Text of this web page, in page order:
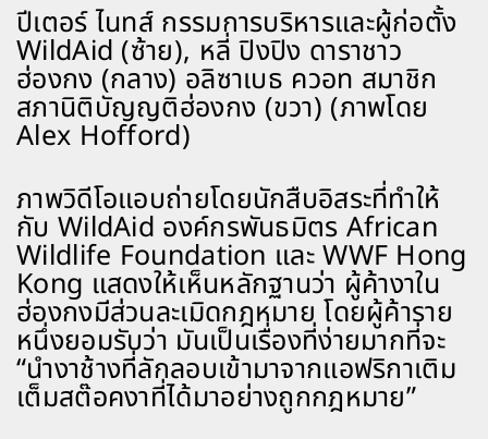
ปีเตอร์ ไนทส์ กรรมการบริหารและผู้ก่อตั้ง
WildAid (ซ้าย), หลี่ ปิงปิง ดาราชาว
ฮ่องกง (กลาง) อลิซาเบธ ควอท สมาชิก
สภานิติบัญญติฮ่องกง (ขวา) (ภาพโดย
Alex Hofford)
ภาพวิดีโอแอบถ่ายโดยนักสืบอิสระที่ทำให้
กับ WildAid องค์กรพันธมิตร African
Wildlife Foundation และ WWF Hong
Kong แสดงให้เห็นหลักฐานว่า ผู้ค้างาใน
ฮ่องกงมีส่วนละเมิดกฎหมาย โดยผู้ค้าราย
หนึ่งยอมรับว่า มันเป็นเรื่องที่ง่ายมากที่จะ
“นำงาช้างที่ลักลอบเข้ามาจากแอฟริกาเติม
เต็มสต๊อคงาที่ได้มาอย่างถูกกฎหมาย”